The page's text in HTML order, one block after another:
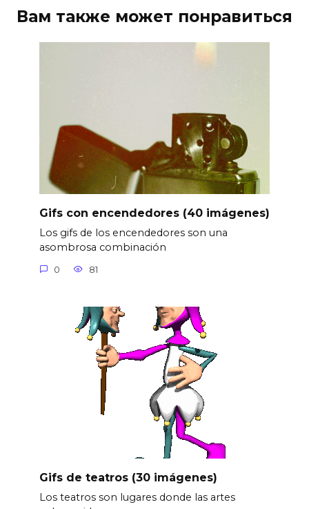
Вам также может понравиться
Gifs con encendedores (40 imágenes)
Los gifs de los encendedores son una
asombrosa combinación
0 81
Gifs de teatros (30 imágenes)
Los teatros son lugares donde las artes